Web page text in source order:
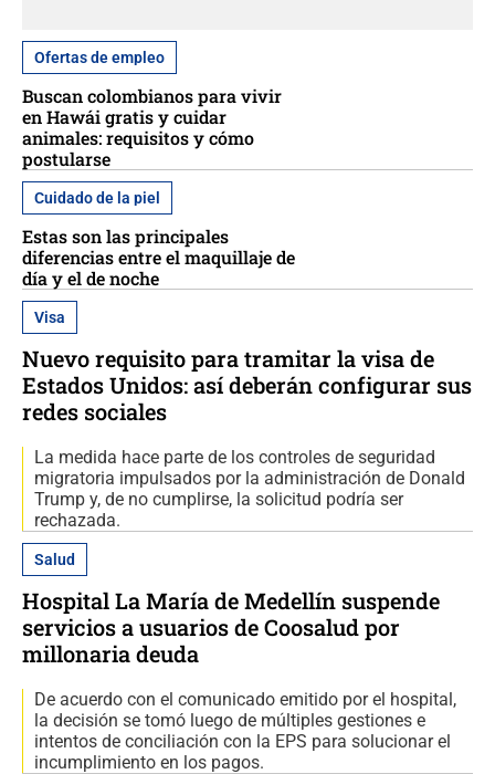
Ofertas de empleo
Buscan colombianos para vivir
en Hawái gratis y cuidar
animales: requisitos y cómo
postularse
Cuidado de la piel
Estas son las principales
diferencias entre el maquillaje de
día y el de noche
Visa
Nuevo requisito para tramitar la visa de
Estados Unidos: así deberán configurar sus
redes sociales
La medida hace parte de los controles de seguridad
migratoria impulsados por la administración de Donald
Trump y, de no cumplirse, la solicitud podría ser
rechazada.
Salud
Hospital La María de Medellín suspende
servicios a usuarios de Coosalud por
millonaria deuda
De acuerdo con el comunicado emitido por el hospital,
la decisión se tomó luego de múltiples gestiones e
intentos de conciliación con la EPS para solucionar el
incumplimiento en los pagos.